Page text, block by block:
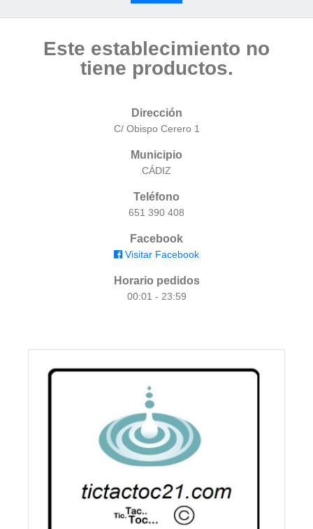
Este establecimiento no
tiene productos.
Dirección
C/ Obispo Cerero 1
Municipio
CÁDIZ
Teléfono
651 390 408
Facebook
Visitar Facebook
Horario pedidos
00:01 - 23:59